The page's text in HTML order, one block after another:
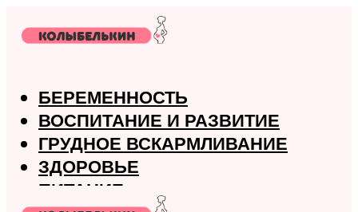
БЕРЕМЕННОСТЬ
ВОСПИТАНИЕ И РАЗВИТИЕ
ГРУДНОЕ ВСКАРМЛИВАНИЕ
ЗДОРОВЬЕ
ПИТАНИЕ